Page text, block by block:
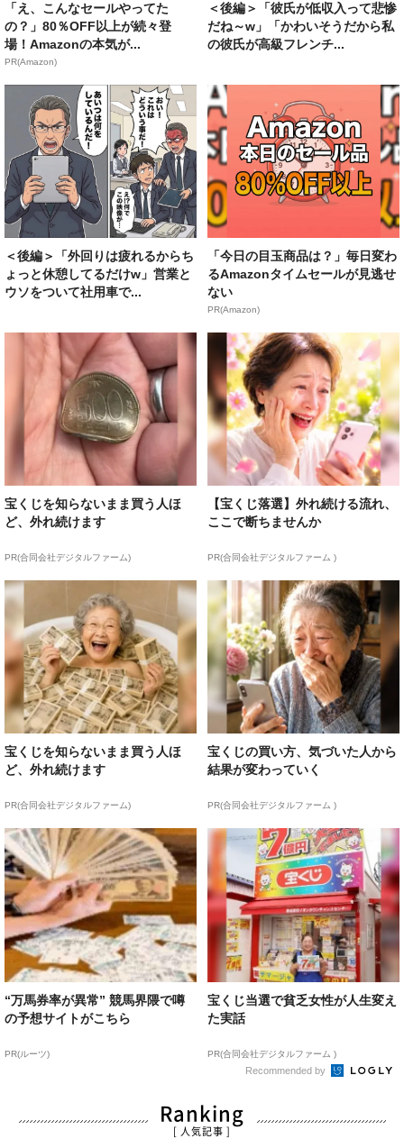
「え、こんなセールやってた
の？」80％OFF以上が続々登
場！Amazonの本気が...
PR(Amazon)
＜後編＞「彼氏が低収入って悲惨
だね～w」「かわいそうだから私
の彼氏が高級フレンチ...
＜後編＞「外回りは疲れるからち
ょっと休憩してるだけw」営業と
ウソをついて社用車で...
「今日の目玉商品は？」毎日変わ
るAmazonタイムセールが見逃せ
ない
PR(Amazon)
宝くじを知らないまま買う人ほ
ど、外れ続けます
PR(合同会社デジタルファーム)
【宝くじ落選】外れ続ける流れ、
ここで断ちませんか
PR(合同会社デジタルファーム )
宝くじを知らないまま買う人ほ
ど、外れ続けます
PR(合同会社デジタルファーム)
宝くじの買い方、気づいた人から
結果が変わっていく
PR(合同会社デジタルファーム )
“万馬券率が異常” 競馬界隈で噂
の予想サイトがこちら
PR(ルーツ)
宝くじ当選で貧乏女性が人生変え
た実話
PR(合同会社デジタルファーム )
Recommended by
Ranking
[ 人気記事 ]